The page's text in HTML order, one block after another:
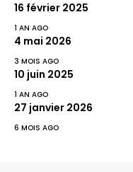
16 février 2025
1 AN AGO
4 mai 2026
3 MOIS AGO
10 juin 2025
1 AN AGO
27 janvier 2026
6 MOIS AGO